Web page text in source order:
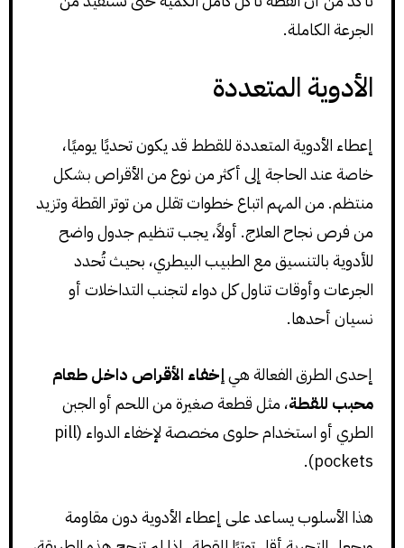
الجرعة الكاملة.
الأدوية المتعددة
إعطاء الأدوية المتعددة للقطط قد يكون تحديًا يوميًا،
خاصة عند الحاجة إلى أكثر من نوع من الأقراص بشكل
منتظم. من المهم اتباع خطوات تقلل من توتر القطة وتزيد
من فرص نجاح العلاج. أولاً، يجب تنظيم جدول واضح
للأدوية بالتنسيق مع الطبيب البيطري، بحيث تُحدد
الجرعات وأوقات تناول كل دواء لتجنب التداخلات أو
نسيان أحدها.
إحدى الطرق الفعالة هيإخفاء الأقراص داخل طعام
محبب للقطة، مثل قطعة صغيرة من اللحم أو الجبن
الطري أو استخدام حلوى مخصصة لإخفاء الدواء (pill
pockets).
هذا الأسلوب يساعد على إعطاء الأدوية دون مقاومة